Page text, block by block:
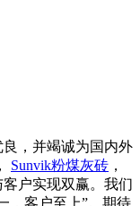
，并竭诚为国内外
， Sunvik粉煤灰砖 ，
户实现双赢。我们
，客户至上”。期待